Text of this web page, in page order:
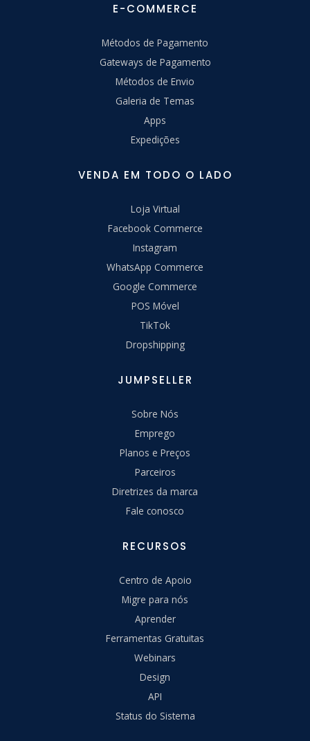
E-COMMERCE
Métodos de Pagamento
Gateways de Pagamento
Métodos de Envio
Galeria de Temas
Apps
Expedições
VENDA EM TODO O LADO
Loja Virtual
Facebook Commerce
Instagram
WhatsApp Commerce
Google Commerce
POS Móvel
TikTok
Dropshipping
JUMPSELLER
Sobre Nós
Emprego
Planos e Preços
Parceiros
Diretrizes da marca
Fale conosco
RECURSOS
Centro de Apoio
Migre para nós
Aprender
Ferramentas Gratuitas
Webinars
Design
API
Status do Sistema